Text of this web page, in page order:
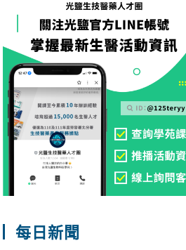
每日新聞